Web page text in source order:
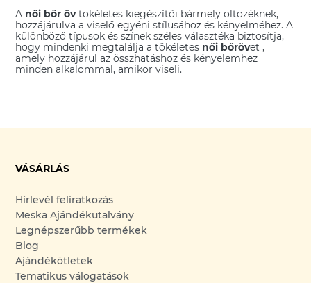
A női bőr övtökéletes kiegészítői bármely öltözéknek,
hozzájárulva a viselő egyéni stílusához és kényelméhez. A
különböző típusok és színek széles választéka biztosítja,
hogy mindenki megtalálja a tökéletes női bőrövet ,
amely hozzájárul az összhatáshoz és kényelemhez
minden alkalommal, amikor viseli.
VÁSÁRLÁS
Hírlevél feliratkozás
Meska Ajándékutalvány
Legnépszerűbb termékek
Blog
Ajándékötletek
Tematikus válogatások